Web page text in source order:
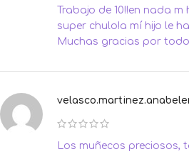
Trabajo de 10!!en nada
super chulo!a mí hijo le
Muchas gracias por
Los muñecos preciosos,